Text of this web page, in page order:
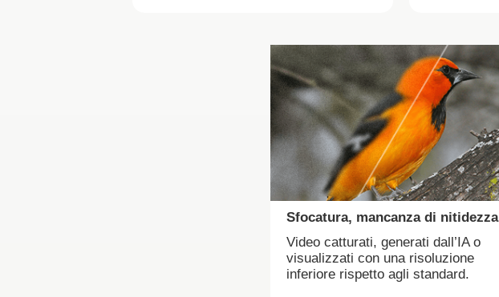
Sfocatura, mancanza di nitidezza
Video catturati, generati dall’IA o
visualizzati con una risoluzione
inferiore rispetto agli standard.